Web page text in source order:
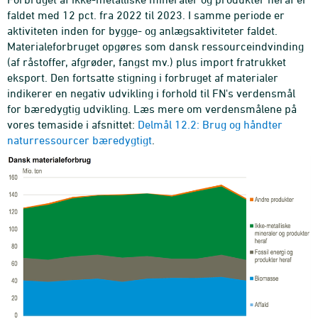
faldet med 12 pct. fra 2022 til 2023. I samme periode er
aktiviteten inden for bygge- og anlægsaktiviteter faldet.
Materialeforbruget opgøres som dansk ressourceindvinding
(af råstoffer, afgrøder, fangst mv.) plus import fratrukket
eksport. Den fortsatte stigning i forbruget af materialer
indikerer en negativ udvikling i forhold til FN's verdensmål
for bæredygtig udvikling. Læs mere om verdensmålene på
vores temaside i afsnittet: Delmål 12.2: Brug og håndter
naturressourcer bæredygtigt